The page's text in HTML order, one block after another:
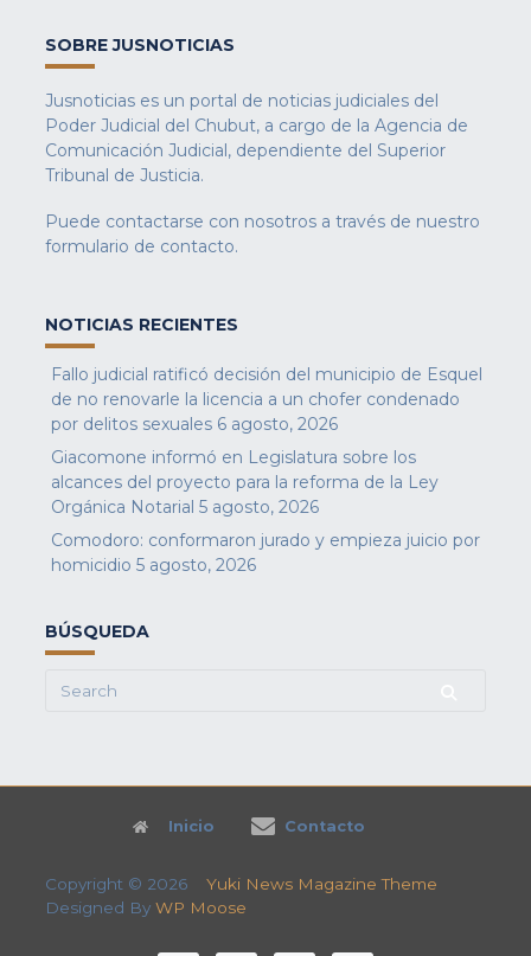
SOBRE JUSNOTICIAS
Jusnoticias es un portal de noticias judiciales del
Poder Judicial del Chubut, a cargo de la Agencia de
Comunicación Judicial, dependiente del Superior
Tribunal de Justicia.
Puede contactarse con nosotros a través de nuestro
formulario de contacto.
NOTICIAS RECIENTES
Fallo judicial ratificó decisión del municipio de Esquel
de no renovarle la licencia a un chofer condenado
por delitos sexuales 6 agosto, 2026
Giacomone informó en Legislatura sobre los
alcances del proyecto para la reforma de la Ley
Orgánica Notarial 5 agosto, 2026
Comodoro: conformaron jurado y empieza juicio por
homicidio 5 agosto, 2026
BÚSQUEDA
Search
Inicio Contacto
Copyright © 2026 Yuki News Magazine Theme
Designed By WP Moose